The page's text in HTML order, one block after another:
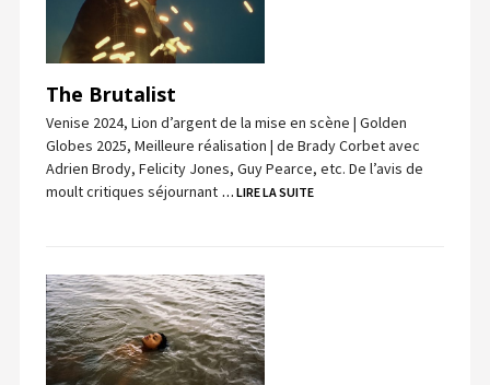
The Brutalist
Venise 2024, Lion d’argent de la mise en scène | Golden
Globes 2025, Meilleure réalisation | de Brady Corbet avec
Adrien Brody, Felicity Jones, Guy Pearce, etc. De l’avis de
moult critiques séjournant … LIRE LA SUITE